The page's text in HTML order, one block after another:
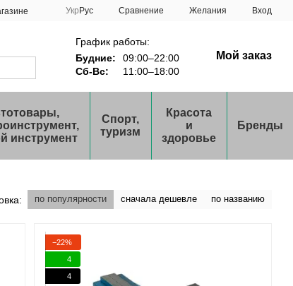
Укр Рус Сравнение Желания Вход
График работы:
Будние:
09:00–22:00
Сб-Вс:
11:00–18:00
Мой заказ
инструмент
Спорт,
туризм
Красота
и
здоровье
Бренды
по популярности сначала дешевле по названию
−22%
4
4